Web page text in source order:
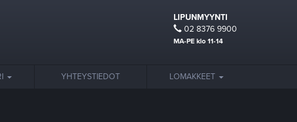
LIPUNMYYNTI
02 8376 9900
MA-PE klo 11-14
YHTEYSTIEDOT LOMAKKEET